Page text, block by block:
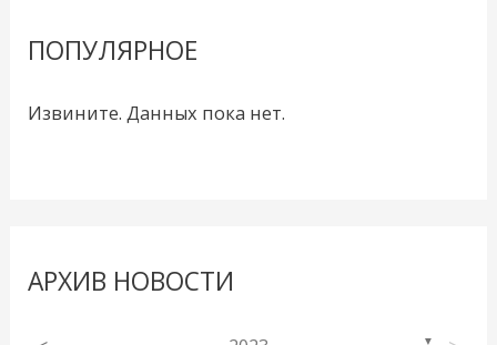
ПОПУЛЯРНОЕ
Извините. Данных пока нет.
АРХИВ НОВОСТИ
▼